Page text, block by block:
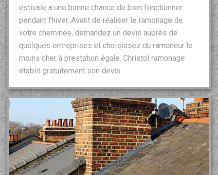
estivale a une bonne chance de bien fonctionner
pendant l’hiver. Avant de réaliser le ramonage de
votre cheminée, demandez un devis auprès de
quelques entreprises et choisissez du ramoneur le
moins cher à prestation égale. Christol ramonage
établit gratuitement son devis.